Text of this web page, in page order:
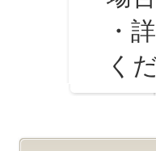
・詳
く